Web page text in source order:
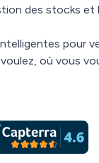
des stocks et
pour
où vous